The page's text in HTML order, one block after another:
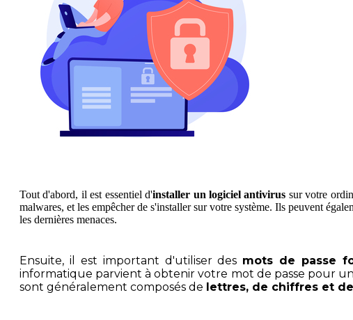
Tout d'abord, il est essentiel d'installer un logiciel antivirus sur votre
malwares, et les empêcher de s'installer sur votre système. Ils peuvent
les dernières menaces.
Ensuite, il est important d'utiliser des mots de passe
informatique parvient à obtenir votre mot de passe pour
sont généralement composés de lettres, de chiffres et